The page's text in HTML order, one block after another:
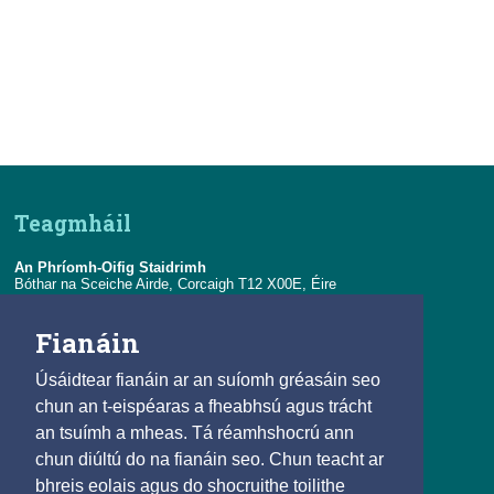
Fianáin
Úsáidtear fianáin ar an suíomh gréasáin seo
chun an t-eispéaras a fheabhsú agus trácht
an tsuímh a mheas. Tá réamhshocrú ann
chun diúltú do na fianáin seo. Chun teacht ar
bhreis eolais agus do shocruithe toilithe
Teagmháil
An Phríomh-Oifig Staidrimh
Bóthar na Sceiche Airde, Corcaigh T12 X00E, Éire
R-phost:
eolas@cso.ie
Naisc
© 2025
Beartas Cóipchirt agus Athúsáide